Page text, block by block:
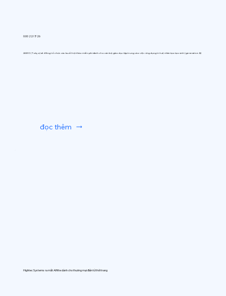
0:00 22/7/26
AIUEO (Tokyo) sẽ đồng tổ chức các buổi hội thảo miễn phí dành cho cán bộ giáo dục tập trung vào việc ứng dụng trí tuệ nhân tạo tạo sinh (generative AI)
đọc thêm
Hightec Systems ra mắt AIfitte dành cho thương mại điện tử thời trang